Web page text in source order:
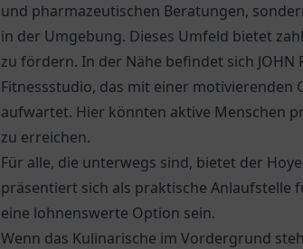
und pharmazeutischen Beratungen,
in der Umgebung. Dieses Umfeld bietet
zu fördern. In der Nähe befindet sich JOHN
Fitnessstudio, das mit einer
aufwartet. Hier könnten aktive Menschen
zu erreichen.
Für alle, die unterwegs sind, bietet der
präsentiert sich als praktische Anlaufstelle
eine lohnenswerte Option sein.
Wenn das Kulinarische im Vordergrund